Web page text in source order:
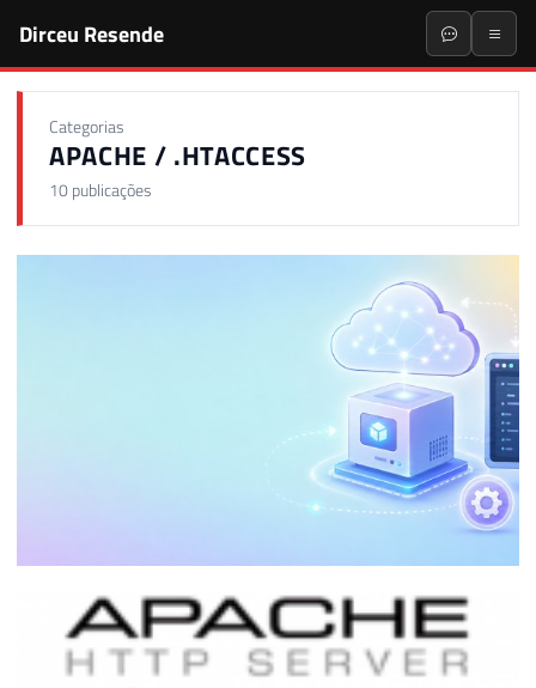
Dirceu Resende
Categorias
APACHE / .HTACCESS
10 publicações
Como instalar e configurar o PHP numa
máquina virtual do Azure
18 de maio de 2026 34 min de leitura